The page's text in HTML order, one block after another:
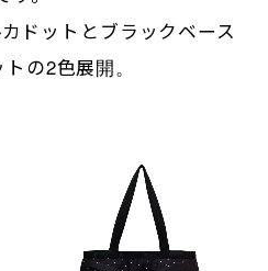
ドットとブラックベース
の2色展開。